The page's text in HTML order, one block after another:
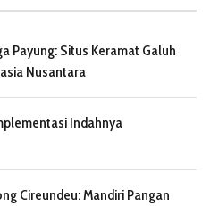
Payung: Situs Keramat Galuh
Nusantara
Indahnya
Cireundeu: Mandiri Pangan